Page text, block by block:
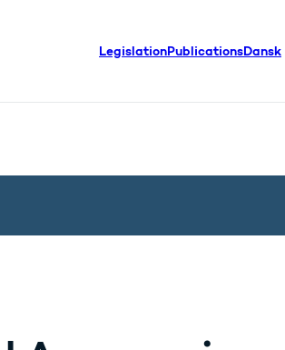
LegislationPublicationsDansk